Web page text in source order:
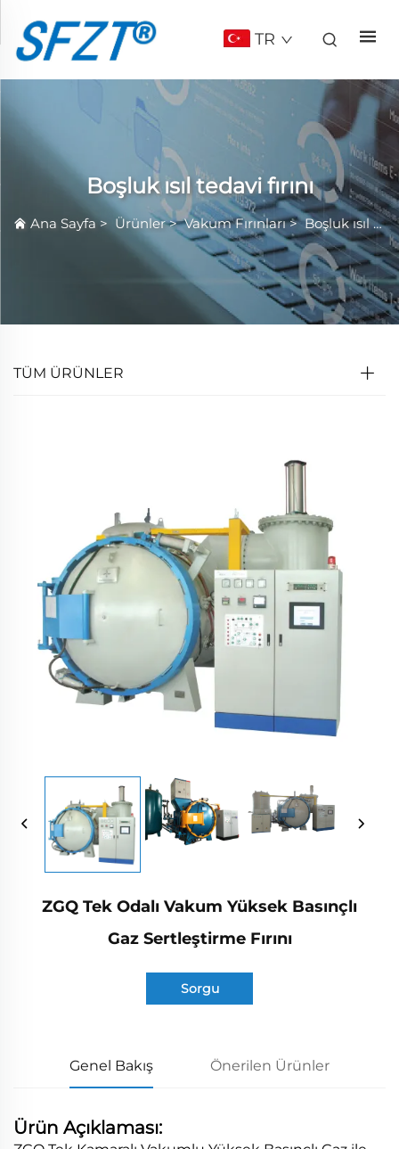
TR
Boşluk ısıl tedavi fırını
Ana Sayfa> Ürünler>Vakum Fırınları>Boşluk ısıl tedavi fırını
TÜM ÜRÜNLER
ZGQ Tek Odalı Vakum Yüksek Basınçlı
Gaz Sertleştirme Fırını
Sorgu
Genel Bakış Önerilen Ürünler
Ürün Açıklaması: